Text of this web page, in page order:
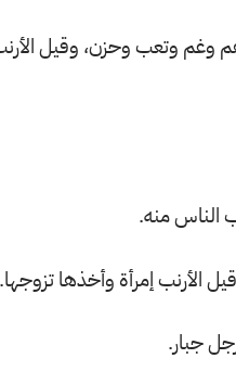
وغم وتعب وحزن، وقيل
الناس منه.
الأرنب إمرأة وأخذها تزوجها.
جبار.